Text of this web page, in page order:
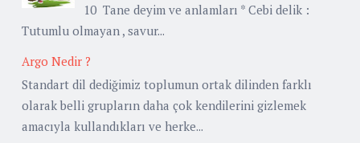
10 Tane deyim ve anlamları * Cebi delik :
Tutumlu olmayan , savur...
Argo Nedir ?
Standart dil dediğimiz toplumun ortak dilinden farklı
olarak belli grupların daha çok kendilerini gizlemek
amacıyla kullandıkları ve herke...